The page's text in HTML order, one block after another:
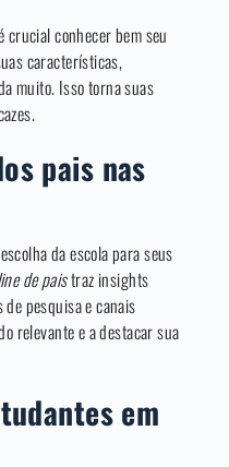
crucial conhecer bem seu
características,
muito. Isso torna suas
pais nas
da escola para seus
de paistraz insights
pesquisa e canais
relevante e a destacar sua
em